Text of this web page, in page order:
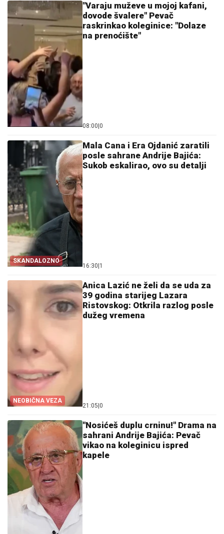
"Varaju muževe u mojoj kafani,
dovode švalere" Pevač
raskrinkao koleginice: "Dolaze
na prenoćište"
08:00 0
SKANDALOZNO
Mala Cana i Era Ojdanić zaratili
posle sahrane Andrije Bajića:
Sukob eskalirao, ovo su detalji
16:30 1
NEOBIČNA VEZA
Anica Lazić ne želi da se uda za
39 godina starijeg Lazara
Ristovskog: Otkrila razlog posle
dužeg vremena
21:05 0
"Nosićeš duplu crninu!" Drama na
sahrani Andrije Bajića: Pevač
vikao na koleginicu ispred
kapele